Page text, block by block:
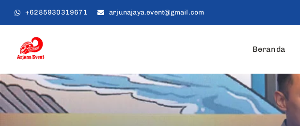
+6285930319671 arjunajaya.event@gmail.com
Beranda